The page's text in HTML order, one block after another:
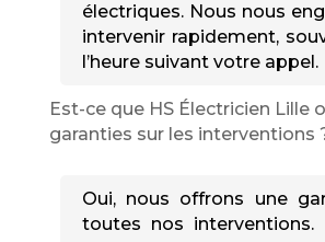
électriques. Nous nous
intervenir rapidement,
l’heure suivant votre appel.
Est-ce que HS Électricien Lille
garanties sur les interventions
Oui, nous offrons une
toutes nos interventions.